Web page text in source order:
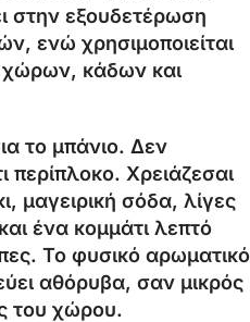
στην εξουδετέρωση
ενώ χρησιμοποιείται
χώρων, κάδων και
το μπάνιο. Δεν
περίπλοκο. Χρειάζεσαι
μαγειρική σόδα, λίγες
ένα κομμάτι λεπτό
Το φυσικό αρωματικό
αθόρυβα, σαν μικρός
του χώρου.